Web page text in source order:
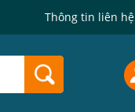
Thông tin liên hệ